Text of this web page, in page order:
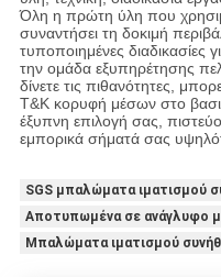
Όλη η πρώτη ύλη που
συναντήσει τη δοκιμή
τυποποιημένες διαδικασίες
την ομάδα εξυπηρέτησης
δίνετε τις πιθανότητες,
T&K κορυφή μέσων στο
έξυπνη επιλογή σας,
εμπορικά σήματά σας
SGS μπαλώματα ιματισμού
Αποτυπωμένα σε ανάγλυφο
Μπαλώματα ιματισμού